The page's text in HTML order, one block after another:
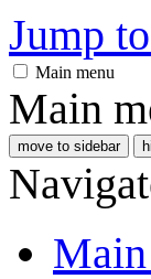
Jump
Main menu
Main
move to sidebar